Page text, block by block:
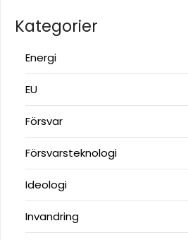
Kategorier
Energi
EU
Försvar
Försvarsteknologi
Ideologi
Invandring